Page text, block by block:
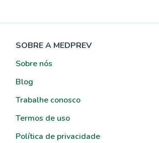
SOBRE A MEDPREV
Sobre nós
Blog
Trabalhe conosco
Termos de uso
Política de privacidade